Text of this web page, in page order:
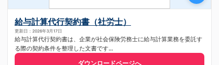
給与計算代行契約書（社労士）
更新日：2026年3月17日
給与計算代行契約書は、企業が社会保険労務士に給与計算業務を委託す
る際の契約条件を整理した文書です...
ダウンロードページへ